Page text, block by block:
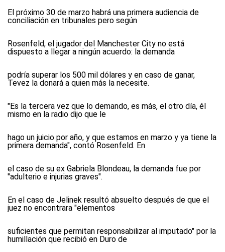
El próximo 30 de marzo habrá una primera audiencia de
conciliación en tribunales pero según
Rosenfeld, el jugador del Manchester City no está
dispuesto a llegar a ningún acuerdo: la demanda
podría superar los 500 mil dólares y en caso de ganar,
Tevez la donará a quien más la necesite.
"Es la tercera vez que lo demando, es más, el otro día, él
mismo en la radio dijo que le
hago un juicio por año, y que estamos en marzo y ya tiene la
primera demanda", contó Rosenfeld. En
el caso de su ex Gabriela Blondeau, la demanda fue por
"adulterio e injurias graves".
En el caso de Jelinek resultó absuelto después de que el
juez no encontrara "elementos
suficientes que permitan responsabilizar al imputado" por la
humillación que recibió en Duro de